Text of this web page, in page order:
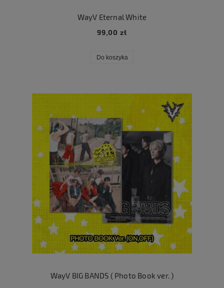
WayV Eternal White
99,00 zł
Do koszyka
WayV BIG BANDS ( Photo Book ver. )